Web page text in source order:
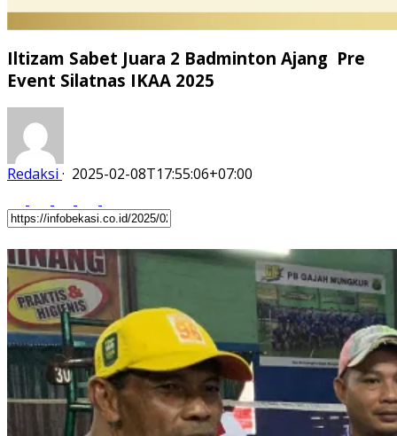
Iltizam Sabet Juara 2 Badminton Ajang Pre
Event Silatnas IKAA 2025
Redaksi · 2025-02-08T17:55:06+07:00